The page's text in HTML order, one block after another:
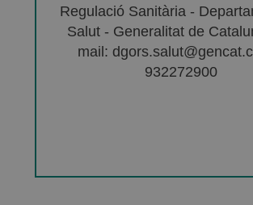
Regulació Sanitària -
Salut - Generalitat de
mail:
932272900